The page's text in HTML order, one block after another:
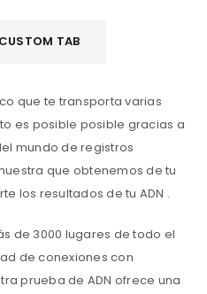
CUSTOM TAB
que te transporta varias
es posible posible gracias a
mundo de registros
que obtenemos de tu
los resultados de tu ADN .
de 3000 lugares de todo el
de conexiones con
prueba de ADN ofrece una